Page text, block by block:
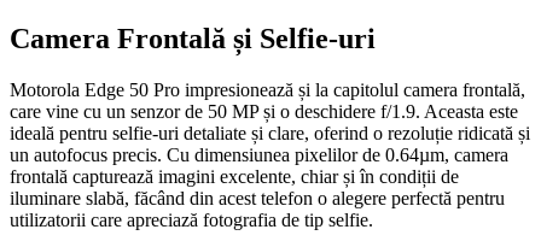
Camera Frontală și Selfie-uri
Motorola Edge 50 Pro impresionează și la capitolul camera frontală,
care vine cu un senzor de 50 MP și o deschidere f/1.9. Aceasta este
ideală pentru selfie-uri detaliate și clare, oferind o rezoluție ridicată și
un autofocus precis. Cu dimensiunea pixelilor de 0.64µm, camera
frontală capturează imagini excelente, chiar și în condiții de
iluminare slabă, făcând din acest telefon o alegere perfectă pentru
utilizatorii care apreciază fotografia de tip selfie.